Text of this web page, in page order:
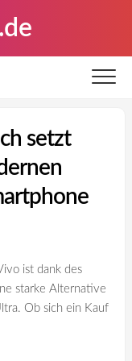
setzt
ist dank des
starke Alternative
Ob sich ein Kauf